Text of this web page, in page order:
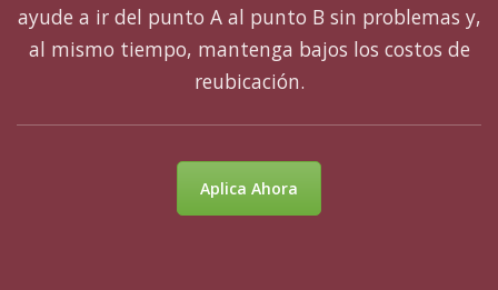
ayude a ir del punto A al punto B sin problemas y,
al mismo tiempo, mantenga bajos los costos de
reubicación.
Aplica Ahora